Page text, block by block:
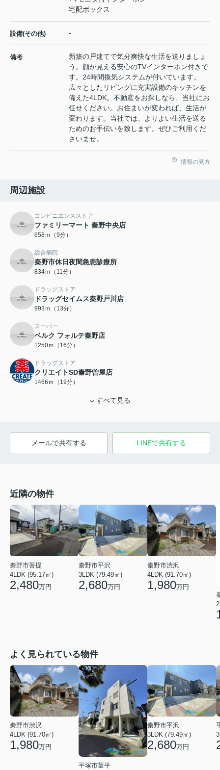
宅配ボックス
設備(その他) -
備考
新築の戸建てで気分爽快な生活を送りましょ
う。顔が見える安心のTVインターホン付きで
す。24時間換気システムが付いています。
広々としたリビングに充実設備のキッチンを
備えた4LDK。不動産をお探しなら、当社にお
任せください。お住まいが変われば、生活が
変わります。当社では、よりよい生活を送る
ためのお手伝いを致します。ぜひご利用くだ
さいませ。
情報の見方
周辺施設
コンビニエンスストア
ファミリーマート 秦野中央店
658ｍ（9分）
総合病院
秦野市休日夜間急患診療所
834ｍ（11分）
ドラッグストア
ドラッグセイムス秦野戸川店
993ｍ（13分）
スーパー
ベルク フォルテ秦野店
1250ｍ（16分）
ドラッグストア
クリエイトSD秦野曽屋店
1466ｍ（19分）
すべて見る
メールで共有する LINEで共有する
近隣の物件
秦野市菩提
4LDK (95.17㎡)
2,480万円
秦野市平沢
3LDK (79.49㎡)
2,680万円
秦野市渋沢
4LDK (91.70㎡)
1,980万円
よく見られている物件
秦野市渋沢
4LDK (91.70㎡)
1,980万円
平塚市菫平
秦野市平沢
3LDK (79.49㎡)
2,680万円